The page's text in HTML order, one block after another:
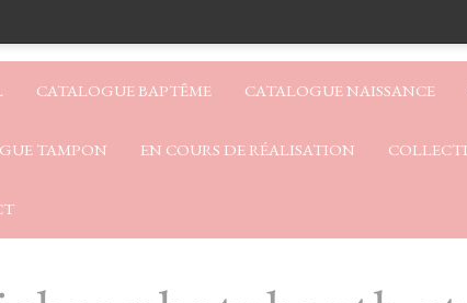
CATALOGUE BAPTÊME CATALOGUE NAISSANCE
TAMPON EN COURS DE RÉALISATION